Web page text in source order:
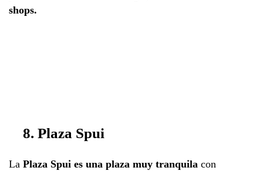
shops.
8. Plaza Spui
La Plaza Spui es una plaza muy tranquila con